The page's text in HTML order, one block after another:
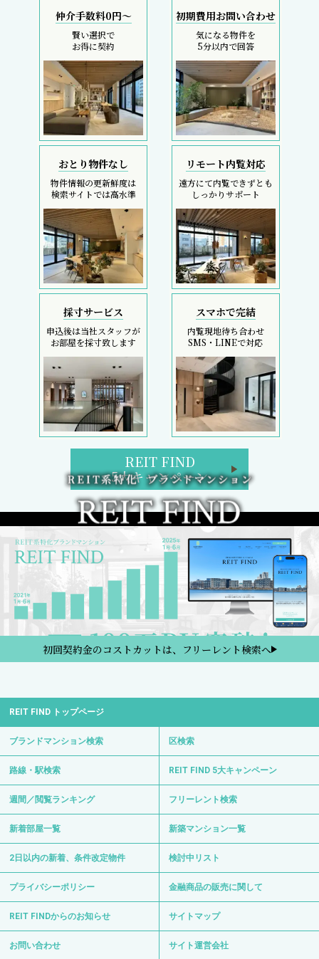
仲介手数料0円～
賢い選択で
お得に契約
初期費用お問い合わせ
気になる物件を
5分以内で回答
おとり物件なし
物件情報の更新鮮度は
検索サイトでは高水準
リモート内覧対応
遠方にて内覧できずとも
しっかりサポート
採寸サービス
申込後は当社スタッフが
お部屋を採寸致します
スマホで完結
内覧現地待ち合わせ
SMS・LINEで対応
REIT FIND
5大キャンペーン
初回契約金のコストカットは、フリーレント検索へ
REIT FIND トップページ
ブランドマンション検索 区検索
路線・駅検索 REIT FIND 5大キャンペーン
週間／閲覧ランキング フリーレント検索
新着部屋一覧 新築マンション一覧
2日以内の新着、条件改定物件 検討中リスト
プライバシーポリシー 金融商品の販売に関して
REIT FINDからのお知らせ サイトマップ
お問い合わせ サイト運営会社